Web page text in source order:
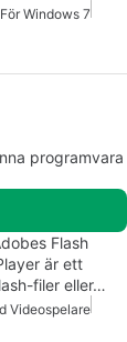
Windows 7
programvara
Flash
är ett
filer eller…
Videospelare